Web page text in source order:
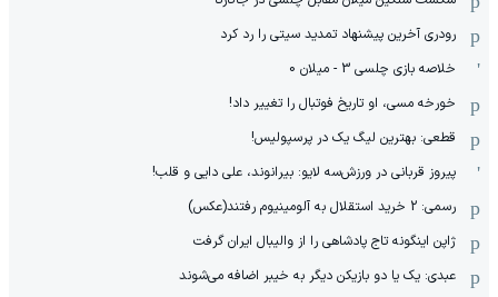
رودری آخرین پیشنهاد تمدید سیتی را رد کرد
خلاصه بازی چلسی 3 - میلان 0
خورخه مسی، او تاریخ فوتبال را تغییر داد!
قطعی: بهترین لیگ یک در پرسپولیس!
پیروز قربانی در ورزش‌سه لایو: بیرانوند، علی دایی و قلب!
رسمی: 2 خرید استقلال به آلومینیوم رفتند(عکس)
ژاپن اینگونه تاج پادشاهی را از والیبال ایران گرفت
عبدی: یک یا دو بازیکن دیگر به خیبر اضافه می‌شوند